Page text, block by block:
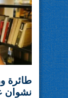
طائرة
نشوان